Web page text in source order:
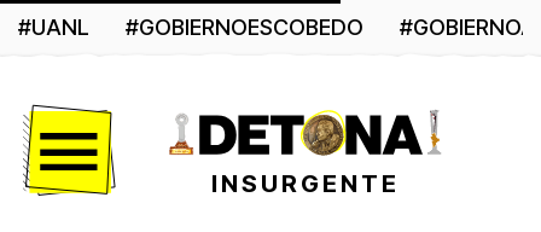
#UANL #GOBIERNOESCOBEDO
INSURGENTE